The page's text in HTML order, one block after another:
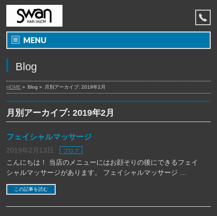
MENU
Blog
HOME » Blog » 月別アーカイブ: 2019年2月
月別アーカイブ: 2019年2月
フェイシャルマッサージ
2019年2月13日 ブログ
こんにちは！ 当店のメニューにはお顔そりの後にできるフェイ
シャルマッサージがあります。 フェイシャルマッサージ …
この記事を読む